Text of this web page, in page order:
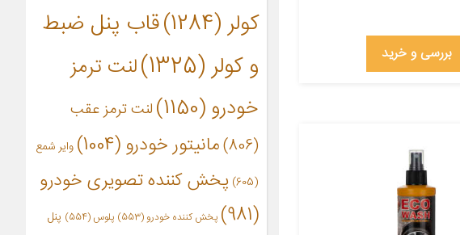
بررسی و خرید
کولر(1284)
قاب پنل ضبط
و کولر(1325)
لنت ترمز
خودرو(1150)
لنت ترمز عقب
(806)
مانیتور خودرو(1004)
وایر شمع
(605)
پخش کننده تصویری خودرو
(981)
پخش کننده خودرو(553) پلوس(554) پنل